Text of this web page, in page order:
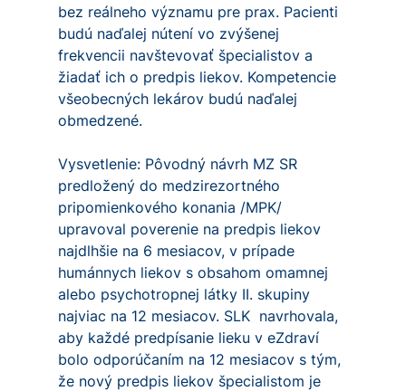
bez reálneho významu pre prax. Pacienti
budú naďalej nútení vo zvýšenej
frekvencii navštevovať špecialistov a
žiadať ich o predpis liekov. Kompetencie
všeobecných lekárov budú naďalej
obmedzené.
Vysvetlenie: Pôvodný návrh MZ SR
predložený do medzirezortného
pripomienkového konania /MPK/
upravoval poverenie na predpis liekov
najdlhšie na 6 mesiacov, v prípade
humánnych liekov s obsahom omamnej
alebo psychotropnej látky II. skupiny
najviac na 12 mesiacov. SLK navrhovala,
aby každé predpísanie lieku v eZdraví
bolo odporúčaním na 12 mesiacov s tým,
že nový predpis liekov špecialistom je